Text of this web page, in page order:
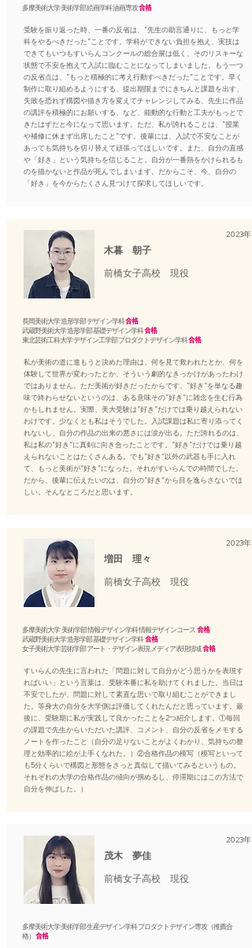
多摩美術大学 美術学部 絵画学科 油画専攻合格
受験を振り返った時、一番の反省は、”先生の助言通りに、もっと学
科をやるべきだった”ことです。学科ができない負担を抱え、実技は
できてもいつもすいらんコンクールの総合展は低く、そのリスキーな
状態で不安を抱えて入試に臨むことになってしまいました。もう一つ
の反省点は、”もっと積極的に考え行動すべきだった”ことです。早く
制作に取り組めるようにする、提出期限までにきちんと課題を出す、
失敗を恐れず構図や描き方を変えてチャレンジしてみる、先生に作品
の講評を積極的にお願いする、など、能動的な行動と工夫がもっとで
きたはずだと今になって思います。ただ、私が誇れることは、”授業
や補修に休まず出席したこと”です。後輩には、入試で不安なことが
あっても気持ちを切り替えて頑張ってほしいです。また、自分の直感
や「好き」という気持ちを信じること。自分が一番熱をかけられるも
のを描かないと作品が死んでしまいます。だからこそ、今、自分の
「好き」を今からたくさん見つけて探求してほしいです。
木暮 朝子
前橋女子高校 現役
2023年
長岡美術大学 造形学部 デザイン学科合格
武蔵野美術大学 造形学部 基礎デザイン学科合格
東北芸術工科大学 デザイン工学部 プロダクトデザイン学科合格
私が美術の道に進もうと決めた理由は、何を見て救われたとか、何を
体験して世界が変わったとか、そういう劇的なきっかけがあったわけ
ではありません。ただ美術が好きだったからです。”好き”を単なる趣
味で終わらせないというのは、ある意味その”好き”に雑念を生む行為
かもしれません。実際、美大受験は”好き”だけでは乗り越えられない
わけです。少なくとも私はそうでした。入試課題は私に寄り添ってく
れないし、自分の作品の出来の悪さには涙が出る。ただ誇れるのは、
私は私の”好き”に真剣に向き合ったことです。”好き”だけでは乗り越
えられないことはたくさんある。でも”好き”以外の武器も手に入れ
て、もっと美術が”好き”になった。それがすいらんでの時間でした。
だから、後輩に伝えたいのは、自分の”好き”から目を逸らさないでほ
しい。そんなところだと思います。
増田 理々
前橋女子高校 現役
2023年
多摩美術大学 美術学部 情報デザイン学科 情報デザインコース 合格
武蔵野美術大学 造形学部 基礎デザイン学科合格
女子美術大学 芸術学部 アート・デザイン表現 メディア表現領域合格
すいらんの先生に言われた「問題に対して自分がどう思うかを表現す
ればいい」という言葉は、受験本番に私を助けてくれました。当日は
不安でしたが、問題に対して素直な思いで取り組むことができまし
た。等身大の自分を大学側は評価してくれたんだと思っています。最
後に、受験期に私が実践して良かったことを2つ紹介します。①毎回
の課題で先生からいただいた講評、コメント、自分の反省をメモする
ノートを作ったこと（自分の足りないことがよくわかり、気持ちの整
理と効率的に絵が上手くなれた。）②合格作品の模写（模写といって
も5分くらいで構図と形態をさっと真似して描いてみるというもの。
それぞれの大学の合格作品の傾向が掴めるし、停滞期にはこの方法で
自分を伸ばした。）
茂木 夢佳
前橋女子高校 現役
2023年
多摩美術大学 美術学部 生産デザイン学科 プロダクトデザイン専攻（推薦合
格）
合格